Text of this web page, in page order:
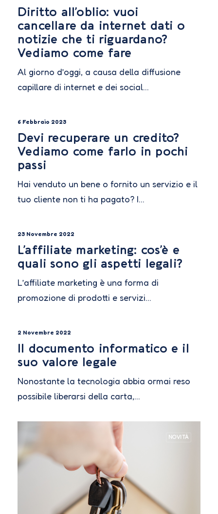
Diritto all’oblio: vuoi
cancellare da internet dati o
notizie che ti riguardano?
Vediamo come fare
Al giorno d’oggi, a causa della diffusione
capillare di internet e dei social…
6 Febbraio 2023
Devi recuperare un credito?
Vediamo come farlo in pochi
passi
Hai venduto un bene o fornito un servizio e il
tuo cliente non ti ha pagato? I…
23 Novembre 2022
L’affiliate marketing: cos’è e
quali sono gli aspetti legali?
L’affiliate marketing è una forma di
promozione di prodotti e servizi…
2 Novembre 2022
Il documento informatico e il
suo valore legale
Nonostante la tecnologia abbia ormai reso
possibile liberarsi della carta,…
NOVITÀ